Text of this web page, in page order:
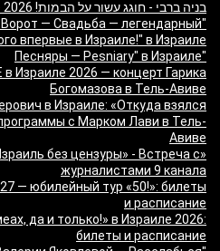
בניה ברבי - חוגג עשור על הבמות! 2026 - כרטיסים ולוח הופעות
Ворот — Свадьба — легендарный
впервые в Израиле!" в Израиле
"Песняры — Pesniary" в Израиле
Израиле 2026 — концерт Гарика
Богомазова в Тель-Авиве
в Израиле: «Откуда взялся
с Марком Лави в Тель-
Авиве
без цензуры» - Встреча с
журналистами 9 канала
— юбилейный тур «50!»: билеты
и расписание
да и только!» в Израиле 2026:
билеты и расписание